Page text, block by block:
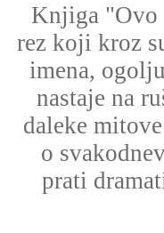
Knjiga "Ovo
rez koji kroz
imena,
nastaje na
daleke
o
prati